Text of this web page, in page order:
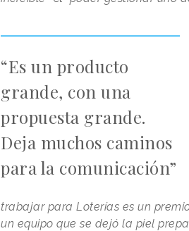
“Es un producto
grande, con una
propuesta grande.
Deja muchos caminos
para la comunicación”
trabajar para Loterías es un
un equipo que se dejó la piel